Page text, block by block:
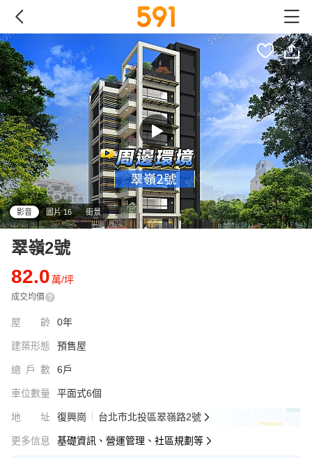
影音 圖片 16 街景
翠嶺2號
82.0萬/坪
成交均價
屋齡 0年
建築形態 預售屋
總戶數 6戶
車位數量 平面式6個
地址 復興崗 台北市北投區翠嶺路2號
更多信息 基礎資訊、營運管理、社區規劃等